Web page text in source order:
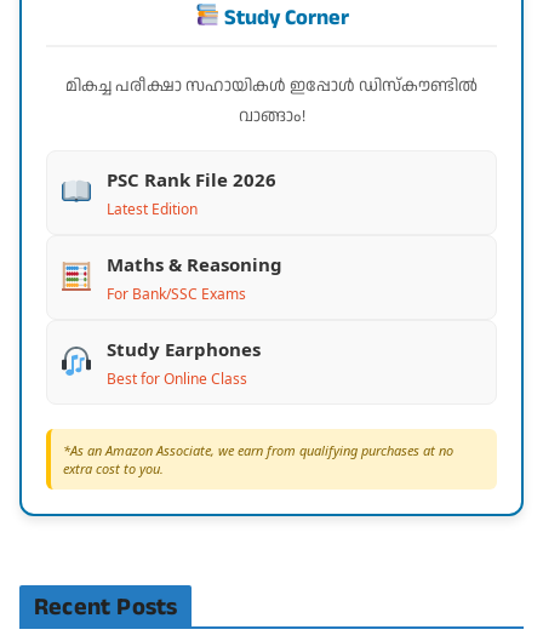
Study Corner
മികച്ച പരീക്ഷാ സഹായികൾ ഇപ്പോൾ ഡിസ്കൗണ്ടിൽ
വാങ്ങാം!
PSC Rank File 2026
Latest Edition
Maths & Reasoning
For Bank/SSC Exams
Study Earphones
Best for Online Class
*As an Amazon Associate, we earn from qualifying purchases at no
extra cost to you.
Recent Posts